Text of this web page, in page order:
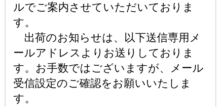
ルでご案内させていただいておりま
す。
出荷のお知らせは、以下送信専用メ
ールアドレスよりお送りしておりま
す。お手数ではございますが、メール
受信設定のご確認をお願いいたしま
す。